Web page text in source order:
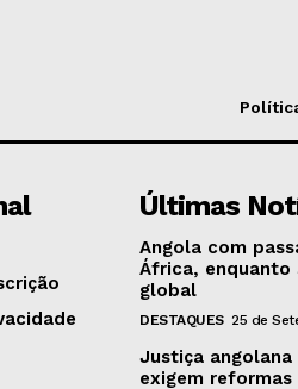
Últimas
Angola com
África, enquanto
global
DESTAQUES 25 de
Justiça
exigem